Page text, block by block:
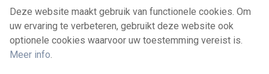
Voorwaarden voor het hergebruik
Contacteer ons
Deze website maakt gebruik van functionele cookies. Om
uw ervaring te verbeteren, gebruikt deze website ook
optionele cookies waarvoor uw toestemming vereist is.
Meer info.